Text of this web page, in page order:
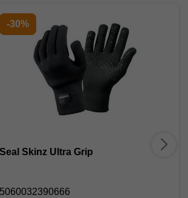
-30%
Seal Skinz Ultra Grip
5060032390666